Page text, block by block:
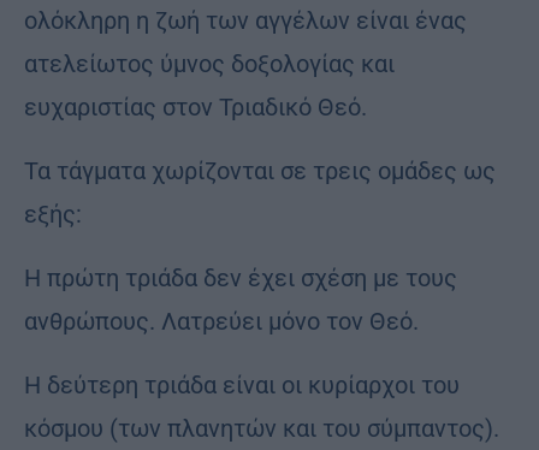
ολόκληρη η ζωή των αγγέλων είναι ένας
ατελείωτος ύμνος δοξολογίας και
ευχαριστίας στον Τριαδικό Θεό.
Τα τάγματα χωρίζονται σε τρεις ομάδες ως
εξής:
Η πρώτη τριάδα δεν έχει σχέση με τους
ανθρώπους. Λατρεύει μόνο τον Θεό.
Η δεύτερη τριάδα είναι οι κυρίαρχοι του
κόσμου (των πλανητών και του σύμπαντος).